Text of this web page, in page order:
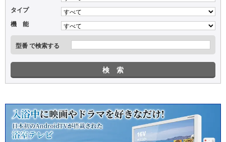
タイプ
機 能
型番 で検索する